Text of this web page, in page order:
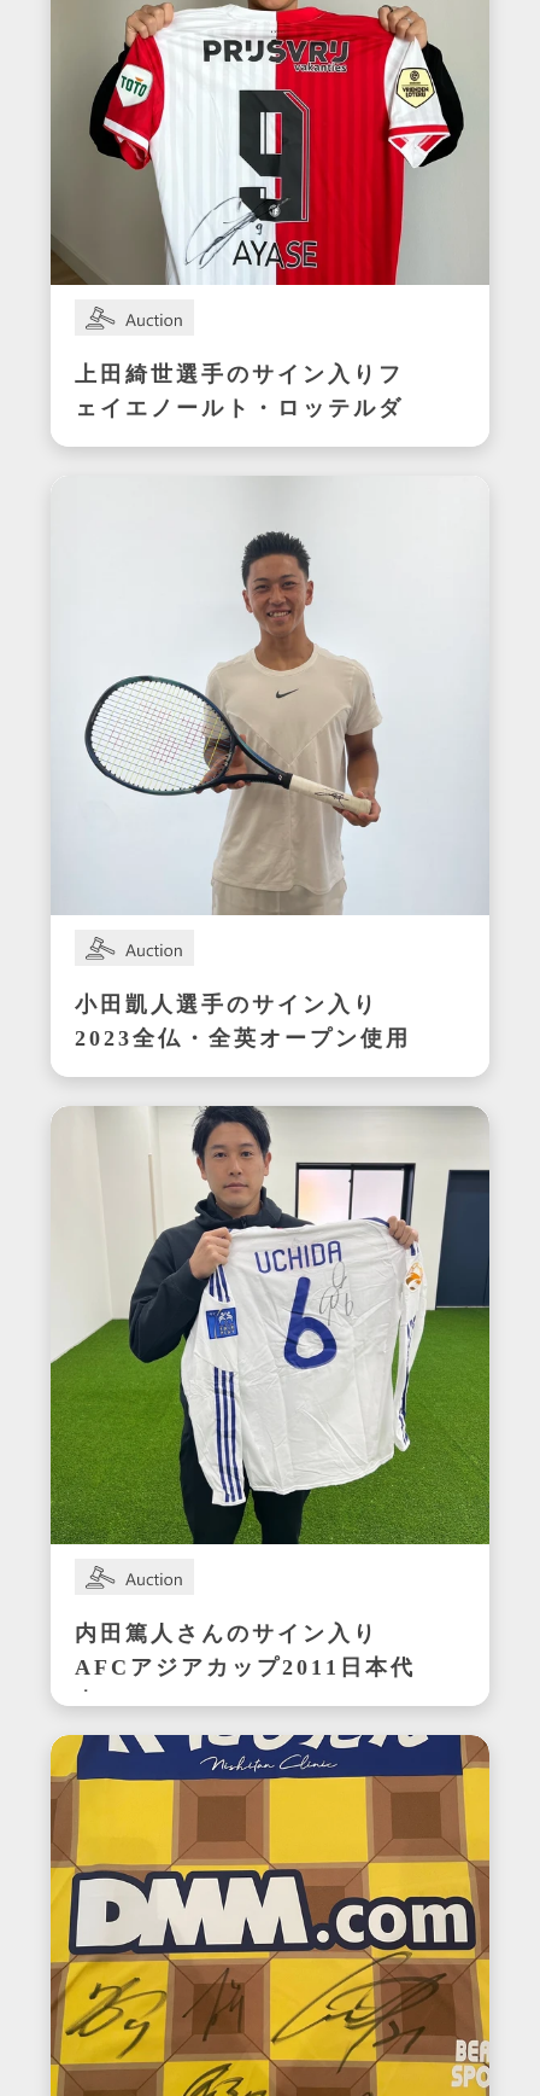
上田綺世選手のサイン入りフ
ェイエノールト・ロッテルダ
ムユニフォーム
小田凱人選手のサイン入り
2023全仏・全英オープン使用
ラケット
内田篤人さんのサイン入り
AFCアジアカップ2011日本代
表ユニフォーム